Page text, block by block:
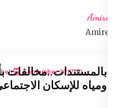
content
Enter)
Amireta
Amireta
30 September 2017
بالمستندات..مخالفات
ومياه للإسكان